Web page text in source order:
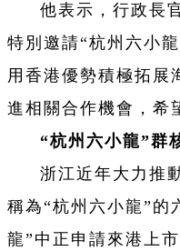
他表示，行政長
特別邀請“杭州六小
用香港優勢積極拓展
進相關合作機會，希
“杭州六小龍”群
浙江近年大力推
稱為“杭州六小龍”的
龍”中正申請來港上